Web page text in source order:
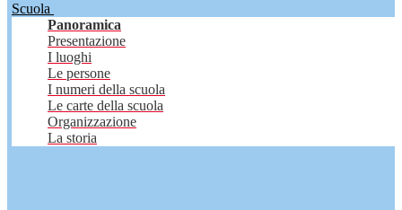
Scuola
Panoramica
Presentazione
I luoghi
Le persone
I numeri della scuola
Le carte della scuola
Organizzazione
La storia